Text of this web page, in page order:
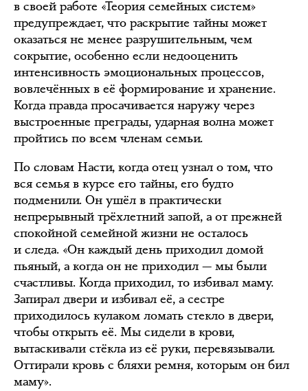
в своей работе «Теория семейных систем»
предупреждает, что раскрытие тайны может
оказаться не менее разрушительным, чем
сокрытие, особенно если недооценить
интенсивность эмоциональных процессов,
вовлечённых в её формирование и хранение.
Когда правда просачивается наружу через
выстроенные преграды, ударная волна может
пройтись по всем членам семьи.
По словам Насти, когда отец узнал о том, что
вся семья в курсе его тайны, его будто
подменили. Он ушёл в практически
непрерывный трёхлетний запой, а от прежней
спокойной семейной жизни не осталось
и следа. «Он каждый день приходил домой
пьяный, а когда он не приходил — мы были
счастливы. Когда приходил, то избивал маму.
Запирал двери и избивал её, а сестре
приходилось кулаком ломать стекло в двери,
чтобы открыть её. Мы сидели в крови,
вытаскивали стёкла из её руки, перевязывали.
Оттирали кровь с бляхи ремня, которым он бил
маму».